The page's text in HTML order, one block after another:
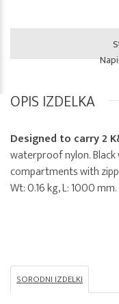
OPIS IZDELKA
Designed to carry 2
waterproof nylon.
compartments with
Wt: 0.16 kg, L: 1000 mm.
SORODNI IZDELKI